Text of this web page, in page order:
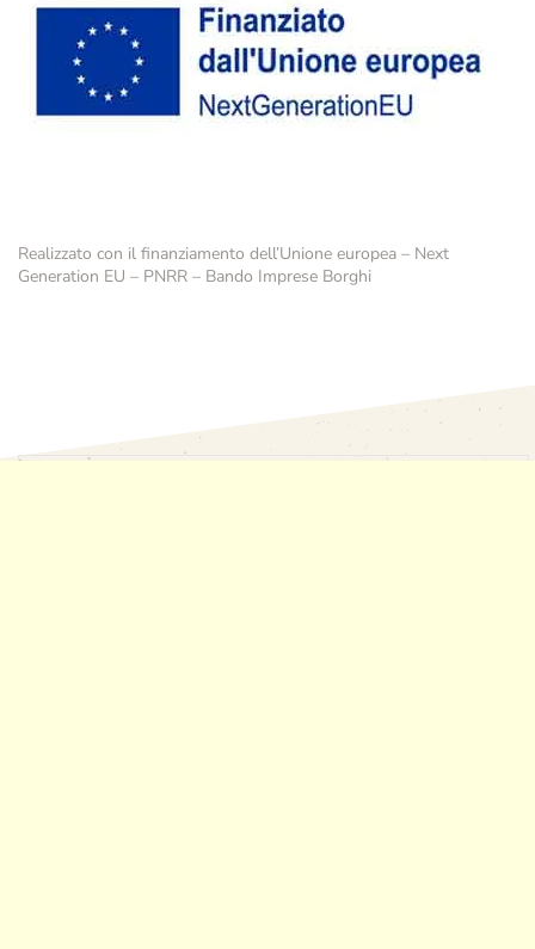
Realizzato con il finanziamento dell’Unione europea – Next
Generation EU – PNRR – Bando Imprese Borghi